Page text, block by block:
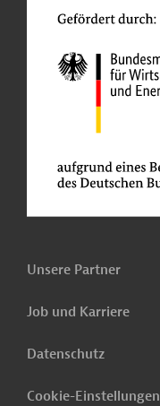
Unsere Partner
Job und Karriere
Datenschutz
Cookie-Einstellungen